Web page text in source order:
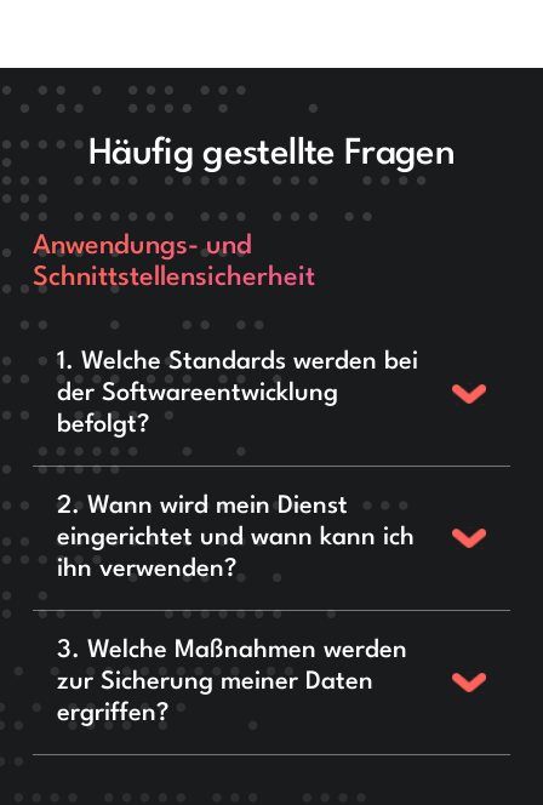
Häufig gestellte Fragen
Anwendungs- und
Schnittstellensicherheit
1. Welche Standards werden bei
der Softwareentwicklung
befolgt?
2. Wann wird mein Dienst
eingerichtet und wann kann ich
ihn verwenden?
3. Welche Maßnahmen werden
zur Sicherung meiner Daten
ergriffen?